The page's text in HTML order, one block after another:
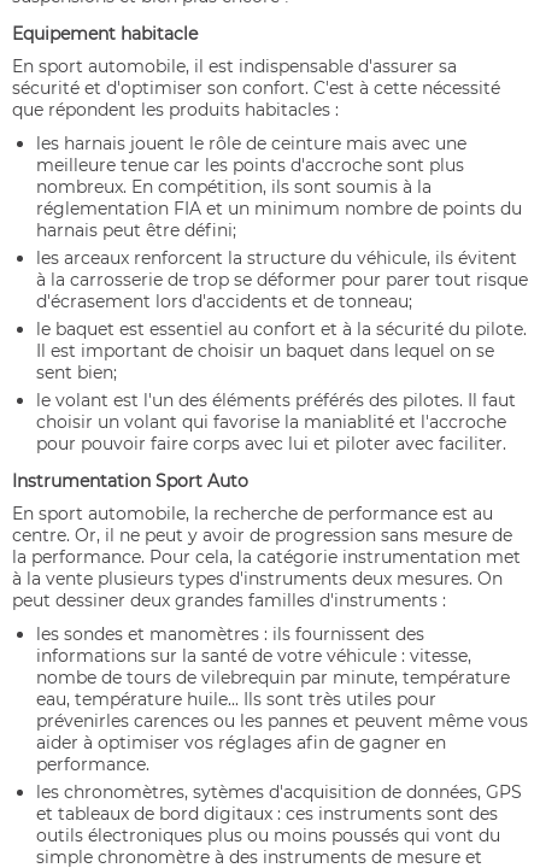
Equipement habitacle
En sport automobile, il est indispensable d'assurer sa
sécurité et d'optimiser son confort. C'est à cette nécessité
que répondent les produits habitacles :
les harnais jouent le rôle de ceinture mais avec une
meilleure tenue car les points d'accroche sont plus
nombreux. En compétition, ils sont soumis à la
réglementation FIA et un minimum nombre de points du
harnais peut être défini;
les arceaux renforcent la structure du véhicule, ils évitent
à la carrosserie de trop se déformer pour parer tout risque
d'écrasement lors d'accidents et de tonneau;
le baquet est essentiel au confort et à la sécurité du pilote.
Il est important de choisir un baquet dans lequel on se
sent bien;
le volant est l'un des éléments préférés des pilotes. Il faut
choisir un volant qui favorise la maniablité et l'accroche
pour pouvoir faire corps avec lui et piloter avec faciliter.
Instrumentation Sport Auto
En sport automobile, la recherche de performance est au
centre. Or, il ne peut y avoir de progression sans mesure de
la performance. Pour cela, la catégorie instrumentation met
à la vente plusieurs types d'instruments deux mesures. On
peut dessiner deux grandes familles d'instruments :
les sondes et manomètres : ils fournissent des
informations sur la santé de votre véhicule : vitesse,
nombe de tours de vilebrequin par minute, température
eau, température huile... Ils sont très utiles pour
prévenirles carences ou les pannes et peuvent même vous
aider à optimiser vos réglages afin de gagner en
performance.
les chronomètres, sytèmes d'acquisition de données, GPS
et tableaux de bord digitaux : ces instruments sont des
outils électroniques plus ou moins poussés qui vont du
simple chronomètre à des instruments de mesure et